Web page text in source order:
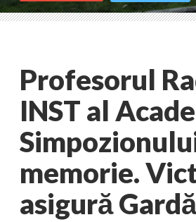
Profesorul
INST al
memorie.
asigură